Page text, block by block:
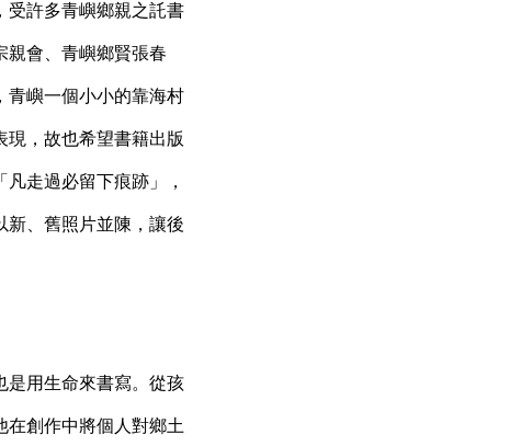
許多青嶼鄉親之託書
親會、青嶼鄉賢張春
青嶼一個小小的靠海村
現，故也希望書籍出版
走過必留下痕跡」，
新、舊照片並陳，讓後
是用生命來書寫。從孩
在創作中將個人對鄉土